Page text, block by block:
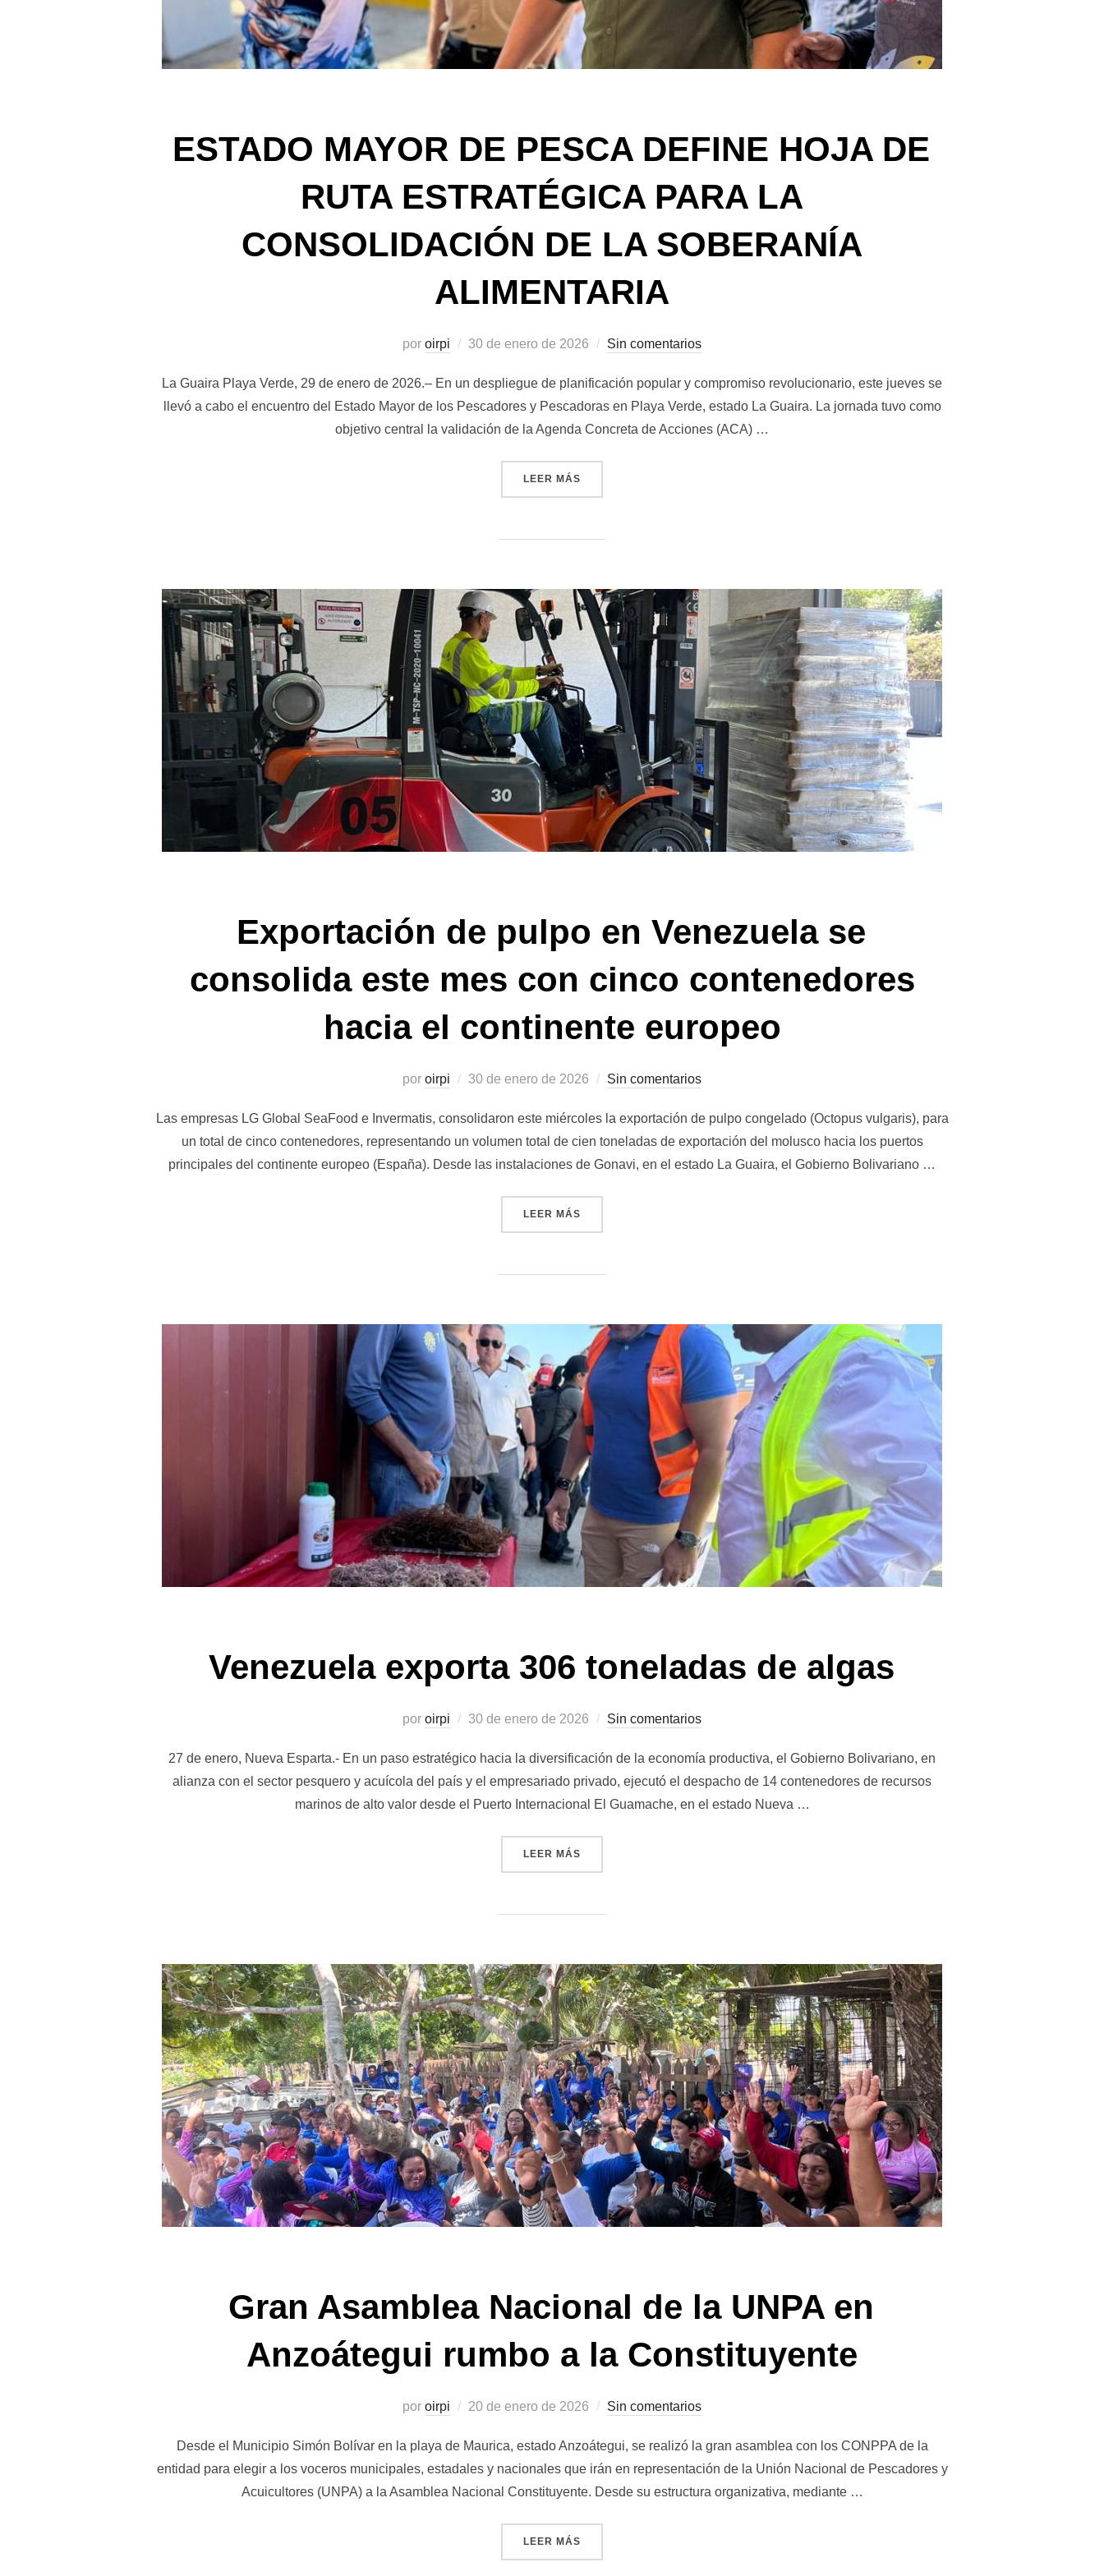
ESTADO MAYOR DE PESCA DEFINE HOJA DE
RUTA ESTRATÉGICA PARA LA
CONSOLIDACIÓN DE LA SOBERANÍA
ALIMENTARIA
por oirpi
Publicado
30 de enero de 2026 Sin comentarios
La Guaira Playa Verde, 29 de enero de 2026.– En un despliegue de planificación popular y compromiso revolucionario, este jueves se
llevó a cabo el encuentro del Estado Mayor de los Pescadores y Pescadoras en Playa Verde, estado La Guaira. La jornada tuvo como
objetivo central la validación de la Agenda Concreta de Acciones (ACA) …
LEER MÁS
Exportación de pulpo en Venezuela se
consolida este mes con cinco contenedores
hacia el continente europeo
por oirpi
Publicado
30 de enero de 2026 Sin comentarios
Las empresas LG Global SeaFood e Invermatis, consolidaron este miércoles la exportación de pulpo congelado (Octopus vulgaris), para
un total de cinco contenedores, representando un volumen total de cien toneladas de exportación del molusco hacia los puertos
principales del continente europeo (España). Desde las instalaciones de Gonavi, en el estado La Guaira, el Gobierno Bolivariano …
LEER MÁS
Venezuela exporta 306 toneladas de algas
por oirpi
Publicado
30 de enero de 2026 Sin comentarios
27 de enero, Nueva Esparta.- En un paso estratégico hacia la diversificación de la economía productiva, el Gobierno Bolivariano, en
alianza con el sector pesquero y acuícola del país y el empresariado privado, ejecutó el despacho de 14 contenedores de recursos
marinos de alto valor desde el Puerto Internacional El Guamache, en el estado Nueva …
LEER MÁS
Gran Asamblea Nacional de la UNPA en
Anzoátegui rumbo a la Constituyente
por oirpi
Publicado
20 de enero de 2026 Sin comentarios
Desde el Municipio Simón Bolívar en la playa de Maurica, estado Anzoátegui, se realizó la gran asamblea con los CONPPA de la
entidad para elegir a los voceros municipales, estadales y nacionales que irán en representación de la Unión Nacional de Pescadores y
Acuicultores (UNPA) a la Asamblea Nacional Constituyente. Desde su estructura organizativa, mediante …
LEER MÁS